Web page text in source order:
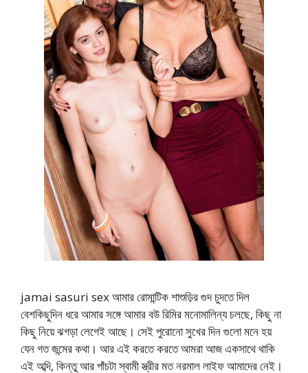
jamai sasuri sex আমার রোমান্টিক শাশুড়ির গুদ চুদতে দিল
বেশকিছুদিন ধরে আমার সঙ্গে আমার বউ রিমির মনোমালিন্য চলছে, কিছু না
কিছু নিয়ে ঝগড়া লেগেই আছে। সেই পুরোনো সুখের দিন গুলো মনে হয়
যেন গত জন্মের কথা। আর এই করতে করতে আমরা আজ একসাথে থাকি
এই অব্দি, কিন্তু আর পাঁচটা স্বামী স্ত্রীর মত নরমাল লাইফ আমাদের নেই।